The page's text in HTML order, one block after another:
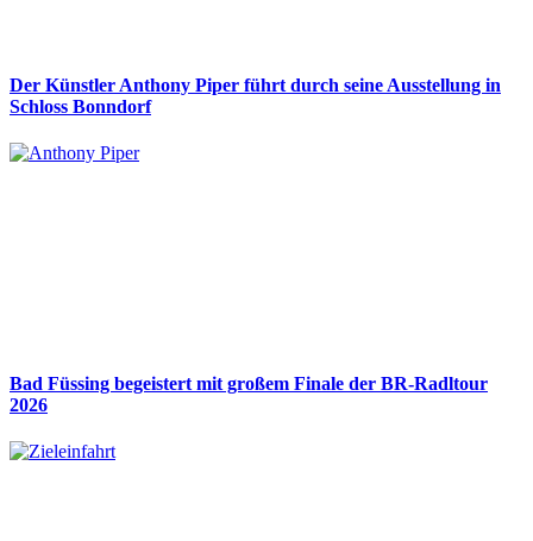
Der Künstler Anthony Piper führt durch seine Ausstellung in
Schloss Bonndorf
Bad Füssing begeistert mit großem Finale der BR-Radltour
2026